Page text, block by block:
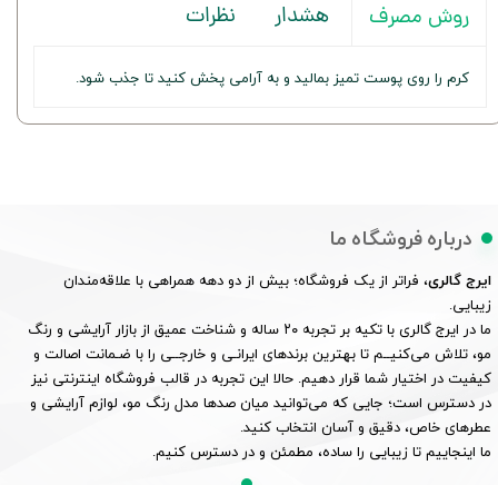
روش مصرف هشدار نظرات
کرم را روی پوست تمیز بمالید و به آرامی پخش کنید تا جذب شود.
درباره فروشگاه ما
ایرج گالری، فراتر از یک فروشگاه؛ بیش از دو دهه همراهی با علاقه‌مندان
زیبایی.
ما در ایرج گالری با تکیه بر تجربه ۲۰ ساله و شناخت عمیق از بازار آرایشی و رنگ
مو، تلاش می‌کنیــم تا بهترین برندهای ایرانـی و خارجــی را با ضـمانت اصالت و
کیفیت در اختیار شما قرار دهیم. حالا این تجربه در قالب فروشگاه اینترنتی نیز
در دسترس است؛ جایی که می‌توانید میان صدها مدل رنگ مو، لوازم آرایشی و
عطرهای خاص، دقیق و آسان انتخاب کنید.
ما اینجاییم تا زیبایی را ساده، مطمئن و در دسترس کنیم.